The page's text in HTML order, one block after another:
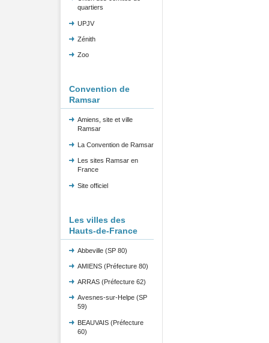
quartiers
UPJV
Zénith
Zoo
Convention de
Ramsar
Amiens, site et ville
Ramsar
La Convention de Ramsar
Les sites Ramsar en
France
Site officiel
Les villes des
Hauts-de-France
Abbeville (SP 80)
AMIENS (Préfecture 80)
ARRAS (Préfecture 62)
Avesnes-sur-Helpe (SP
59)
BEAUVAIS (Préfecture
60)